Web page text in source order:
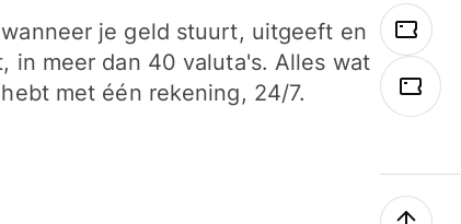
je geld stuurt, uitgeeft en
in meer dan 40 valuta's. Alles wat
met één rekening, 24/7.